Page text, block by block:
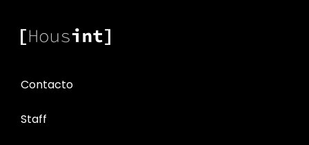
TAPETES
Contacto
Staff